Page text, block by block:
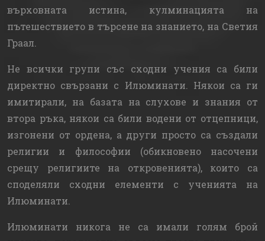
върховната истина, кулминацията на
пътешествието в търсене на знанието, на Светия
Граал.
Не всички групи със сходни учения са били
директно свързани с Илюминати. Някои са ги
имитирали, на базата на слухове и знания от
втора ръка, някои са били водени от отцепници,
изгонени от ордена, а други просто са създали
религии и философии (обикновено насочени
срещу религиите на откровенията), които са
споделяли сходни елементи с ученията на
Илюминати.
Илюминати никога не са имали голям брой